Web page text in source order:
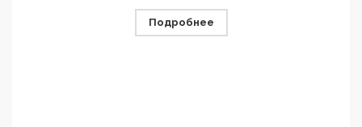
Подробнее